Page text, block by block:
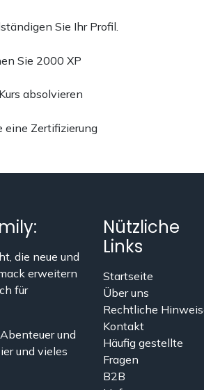
Sie Ihr Profil.
Sie 2000 XP
absolvieren
eine Zertifizierung
die neue und
erweitern
für
und
und vieles
Nützliche
Links
Startseite
Über uns
Rechtliche
Kontakt
Häufig gestellte
Fragen
B2B